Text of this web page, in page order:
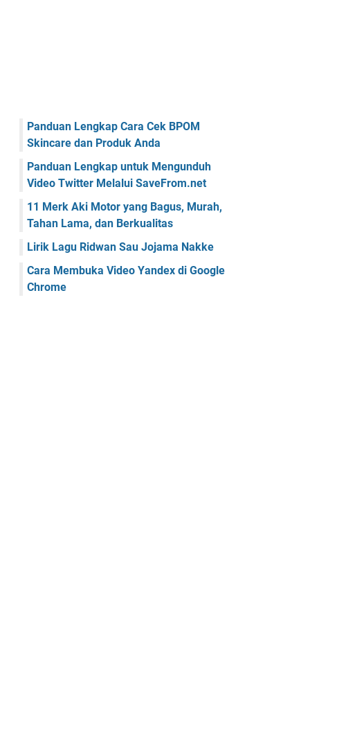
Panduan Lengkap Cara Cek BPOM
Skincare dan Produk Anda
Panduan Lengkap untuk Mengunduh
Video Twitter Melalui SaveFrom.net
11 Merk Aki Motor yang Bagus, Murah,
Tahan Lama, dan Berkualitas
Lirik Lagu Ridwan Sau Jojama Nakke
Cara Membuka Video Yandex di Google
Chrome